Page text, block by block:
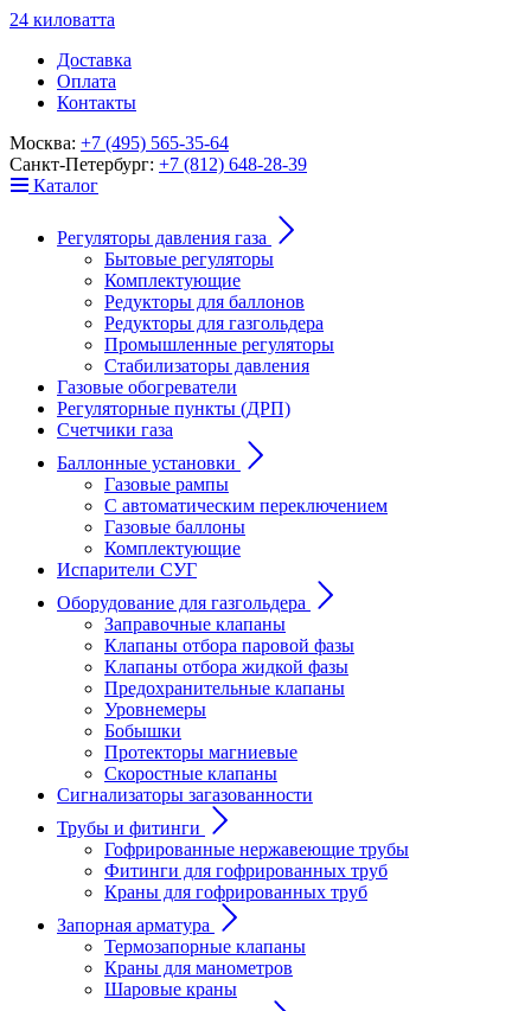
24 киловатта
Доставка
Оплата
Контакты
Москва: +7 (495) 565-35-64
Санкт-Петербург: +7 (812) 648-28-39
Каталог
Регуляторы давления газа
Бытовые регуляторы
Комплектующие
Редукторы для баллонов
Редукторы для газгольдера
Промышленные регуляторы
Стабилизаторы давления
Газовые обогреватели
Регуляторные пункты (ДРП)
Счетчики газа
Баллонные установки
Газовые рампы
С автоматическим переключением
Газовые баллоны
Комплектующие
Испарители СУГ
Оборудование для газгольдера
Заправочные клапаны
Клапаны отбора паровой фазы
Клапаны отбора жидкой фазы
Предохранительные клапаны
Уровнемеры
Бобышки
Протекторы магниевые
Скоростные клапаны
Сигнализаторы загазованности
Трубы и фитинги
Гофрированные нержавеющие трубы
Фитинги для гофрированных труб
Краны для гофрированных труб
Запорная арматура
Термозапорные клапаны
Краны для манометров
Шаровые краны